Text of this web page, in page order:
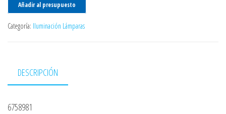
Añadir al presupuesto
Categoría: Iluminación Lámparas
DESCRIPCIÓN
6758981